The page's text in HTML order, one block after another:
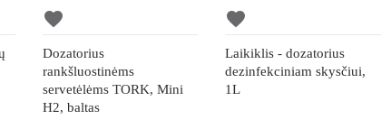
favorite
Dozatorius
rankšluostinėms
servetėlėms TORK, Mini
H2, baltas
favorite
Laikiklis - dozatorius
dezinfekciniam skysčiui,
1L